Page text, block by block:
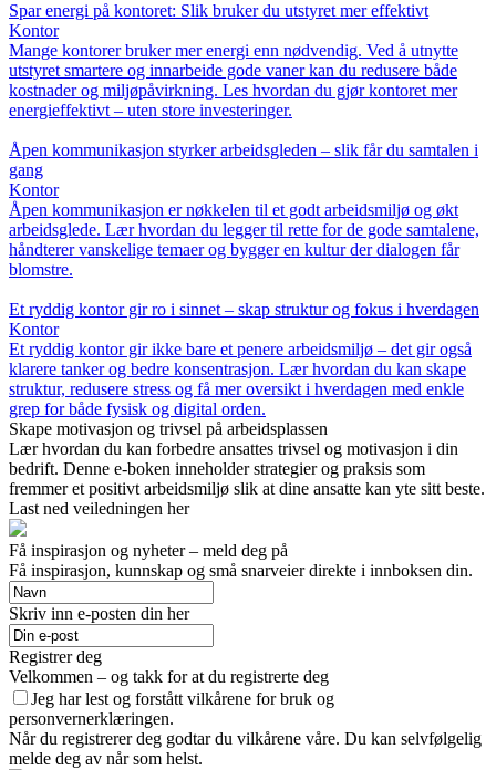
Spar energi på kontoret: Slik bruker du utstyret mer effektivt
Kontor
Mange kontorer bruker mer energi enn nødvendig. Ved å utnytte
utstyret smartere og innarbeide gode vaner kan du redusere både
kostnader og miljøpåvirkning. Les hvordan du gjør kontoret mer
energieffektivt – uten store investeringer.
Åpen kommunikasjon styrker arbeidsgleden – slik får du samtalen i
gang
Kontor
Åpen kommunikasjon er nøkkelen til et godt arbeidsmiljø og økt
arbeidsglede. Lær hvordan du legger til rette for de gode samtalene,
håndterer vanskelige temaer og bygger en kultur der dialogen får
blomstre.
Et ryddig kontor gir ro i sinnet – skap struktur og fokus i hverdagen
Kontor
Et ryddig kontor gir ikke bare et penere arbeidsmiljø – det gir også
klarere tanker og bedre konsentrasjon. Lær hvordan du kan skape
struktur, redusere stress og få mer oversikt i hverdagen med enkle
grep for både fysisk og digital orden.
Skape motivasjon og trivsel på arbeidsplassen
Lær hvordan du kan forbedre ansattes trivsel og motivasjon i din
bedrift. Denne e-boken inneholder strategier og praksis som
fremmer et positivt arbeidsmiljø slik at dine ansatte kan yte sitt beste.
Last ned veiledningen her
Få inspirasjon og nyheter – meld deg på
Få inspirasjon, kunnskap og små snarveier direkte i innboksen din.
Skriv inn e-posten din her
Registrer deg
Velkommen – og takk for at du registrerte deg
Jeg har lest og forstått vilkårene for bruk og
personvernerklæringen.
Når du registrerer deg godtar du vilkårene våre. Du kan selvfølgelig
melde deg av når som helst.